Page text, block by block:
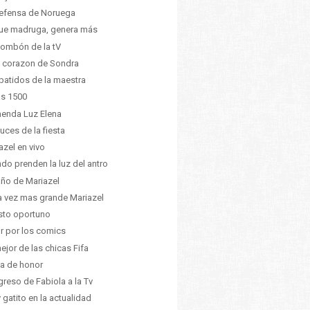
de Noruega
madruga, genera más
de la tV
corazon de Sondra
de la maestra
1500
Luz Elena
de la fiesta
en vivo
prenden la luz del antro
de Mariazel
vez mas grande Mariazel
oportuno
por los comics
de las chicas Fifa
de honor
de Fabiola a la Tv
gatito en la actualidad